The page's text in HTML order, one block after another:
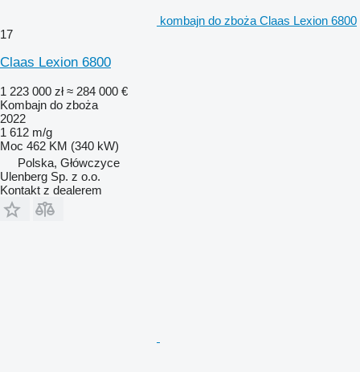
kombajn do zboża Claas Lexion 6800
17
Claas Lexion 6800
1 223 000 zł ≈ 284 000 €
Kombajn do zboża
2022
1 612 m/g
Moc 462 KM (340 kW)
Polska, Główczyce
Ulenberg Sp. z o.o.
Kontakt z dealerem